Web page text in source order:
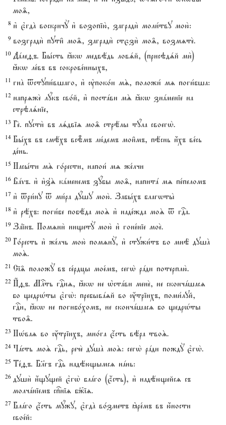
мо‰,
8 и3 є3гдA воскричY и3 возопію2, загради2 моли1тву мою2:
9 возгради2 пути6 мо‰, загради2 стєзи2 мо‰, возмzте2.
10 Дaлеfъ. Бы1сть ћкw медвёдь ловsй, (присэдsй ми2)
ћкw ле1въ въ сокрове1нныхъ,
11 гнA tступи1вшаго, и3 ўпоко1и мS, положи1 мz поги1бша:
12 напрzже2 лyкъ сво1й, и3 постaви мS ћкw знaменіе на
стрэлsніе,
13 Ге2. пусти2 въ лsдвіz мо‰ стрёлы тyла своегw2.
14 Бы1хъ въ смёхъ всBмъ лю1демъ мои6мъ, пёснь и4хъ ве1сь
де1нь.
15 Насы1ти мS го1рести, напои1 мz же1лчи
16 Вavъ. и3 и3з8S кaменемъ зyбы мо‰, напитa мz пе1пеломъ
17 и3 tри1ну t ми1ра дyшу мою2. Забы1хъ благwты2
18 и3 рёхъ: поги1бе побёда моS и3 наде1жда моS t гDа.
19 Зaінъ. Помzни2 нищетY мою2 и3 гоне1ніе мое2.
20 Го1ресть и3 же1лчь мою2 помzнY, и3 стужи1тъ во мнЁ душA
моS.
21 Сі‰ положY въ се1рдцы мое1мъ, сегw2 рaди потерплю2.
22 И$fъ. Млcть гDнz, ћкw не њстaви мене2, не скончaшасz
бо щедрHты є3гw2: пребывazй во ќтріихъ, поми1луй,
гDи, ћкw не погибо1хомъ, не скончaшасz бо щедрHты
тво‰.
23 НHваz во ќтріихъ, мно1га є4сть вёра твоS.
24 Чaсть моS гDь, рече2 душA моS: сегw2 рaди пождY є3гw2.
25 Те1fъ. Бlгъ гDь надёющымсz нaнь:
26 души2 и4щущей є3гw2 блaго (є4сть), и3 надёющейсz съ
молчaніемъ спcніz б9іz.
27 Блaго є4сть мyжу, є3гдA во1зметъ kре1мъ въ ю4ности
свое1й: